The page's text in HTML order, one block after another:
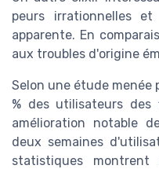
peurs irrationnelles
apparente. En
aux troubles d'origine
Selon une étude menée
% des utilisateurs
amélioration notable
deux semaines
statistiques montrent